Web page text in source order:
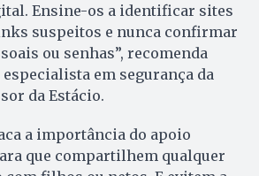
Ensine-os a identificar sites
suspeitos e nunca confirmar
ou senhas”, recomenda
em segurança da
da Estácio.
a importância do apoio
que compartilhem qualquer